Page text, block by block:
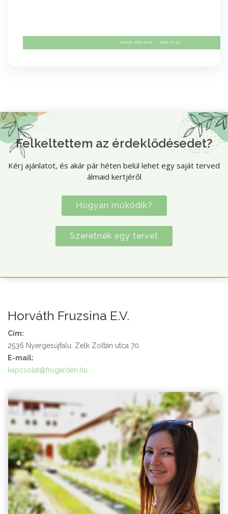
Felkeltettem az érdeklődésedet?
Kérj ajánlatot, és akár pár héten belül lehet egy saját terved
álmaid kertjéről
Hogyan működik?
Szeretnék egy tervet
Horváth Fruzsina E.V.
Cím:
2536 Nyergesújfalu, Zelk Zoltán utca 70.
E-mail:
kapcsolat@frugarden.hu